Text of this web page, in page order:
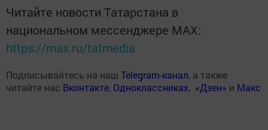
Читайте новости Татарстана в
национальном мессенджере MАХ:
https://max.ru/tatmedia
Подписывайтесь на наш Telegram-канал, а также
читайте нас Вконтакте, Одноклассниках, «Дзен» и Макс